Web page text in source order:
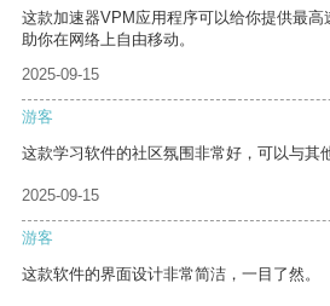
这款加速器VPM应用程序可以给你提供最
助你在网络上自由移动。
2025-09-15
游客
这款学习软件的社区氛围非常好，可以与其
2025-09-15
游客
这款软件的界面设计非常简洁，一目了然。